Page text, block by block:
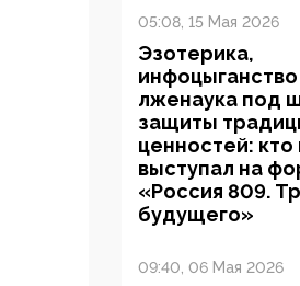
05:08, 15 Мая 2026
Эзотерика,
инфоцыганство
лженаука под
защиты
ценностей: кто
выступал на
«Россия 809.
будущего»
09:40, 06 Мая 2026